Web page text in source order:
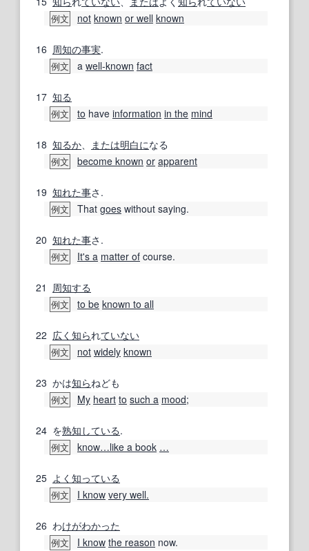
例文 not known or well known
16 周知の事実.
例文 a well‐known fact
17 知る
例文 to have information in the mind
18 知るか または明白になる
例文 become known or apparent
19 知れた事さ.
例文 That goes without saying.
20 知れた事さ.
例文 It's a matter of course.
21 周知する
例文 to be known to all
22 広く 知られていない
例文 not widely known
23 かは知らねども
例文 My heart to such a mood;
24 を熟知している.
例文 know…like a book …
25 よく知っている
例文 I know very well.
26 わけがわかった
例文 I know the reason now.